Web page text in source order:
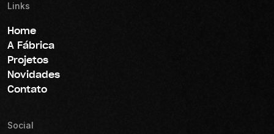
Links
Home
A Fábrica
Projetos
Novidades
Contato
Social